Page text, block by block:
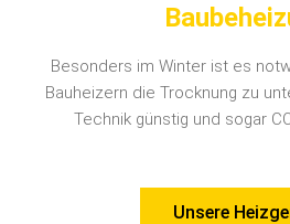
Besonders im Winter ist es
Bauheizern die Trocknung zu
Technik günstig und sogar
Unsere